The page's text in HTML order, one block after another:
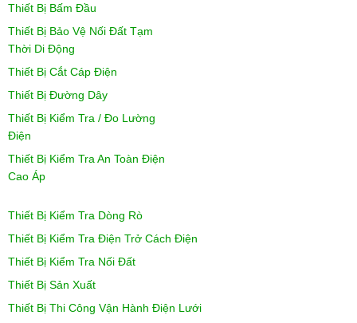
Thiết Bị Bấm Đầu
Thiết Bị Bảo Vệ Nối Đất Tạm
Thời Di Động
Thiết Bị Cắt Cáp Điện
Thiết Bị Đường Dây
Thiết Bị Kiểm Tra / Đo Lường
Điện
Thiết Bị Kiểm Tra An Toàn Điện
Cao Áp
Thiết Bị Kiểm Tra Dòng Rò
Thiết Bị Kiểm Tra Điện Trở Cách Điện
Thiết Bị Kiểm Tra Nối Đất
Thiết Bị Sản Xuất
Thiết Bị Thi Công Vận Hành Điện Lưới